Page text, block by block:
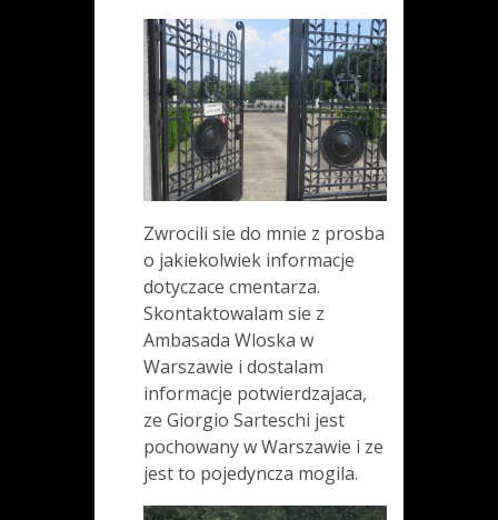
Zwrocili sie do mnie z prosba
o jakiekolwiek informacje
dotyczace cmentarza.
Skontaktowalam sie z
Ambasada Wloska w
Warszawie i dostalam
informacje potwierdzajaca,
ze Giorgio Sarteschi jest
pochowany w Warszawie i ze
jest to pojedyncza mogila.